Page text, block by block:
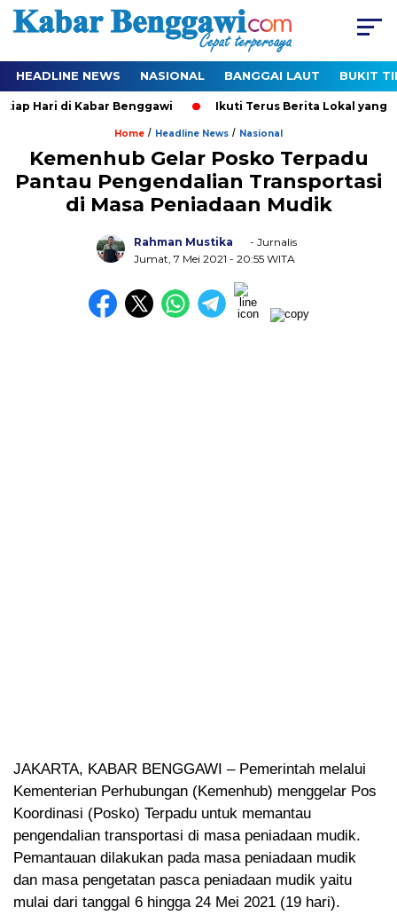
HEADLINE NEWS NASIONAL BANGGAI LAUT BUKIT
Hari di Kabar Benggawi Ikuti Terus Berita Lokal yang
Home / Headline News / Nasional
Kemenhub Gelar Posko Terpadu
Pantau Pengendalian Transportasi
di Masa Peniadaan Mudik
Rahman Mustika
- Jurnalis
Jumat, 7 Mei 2021 - 20:55 WITA
JAKARTA, KABAR BENGGAWI – Pemerintah melalui
Kementerian Perhubungan (Kemenhub) menggelar Pos
Koordinasi (Posko) Terpadu untuk memantau
pengendalian transportasi di masa peniadaan mudik.
Pemantauan dilakukan pada masa peniadaan mudik
dan masa pengetatan pasca peniadaan mudik yaitu
mulai dari tanggal 6 hingga 24 Mei 2021 (19 hari).